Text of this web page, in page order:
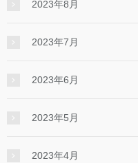
2023年8月
2023年7月
2023年6月
2023年5月
2023年4月